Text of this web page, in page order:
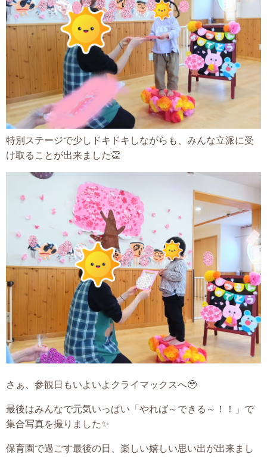
特別ステージで少しドキドキしながらも、みんな立派に受
け取ることが出来ました👏
さぁ、参観日もいよいよクライマックスへ🥹
最後はみんなで元気いっぱい「やれば～できる～！！」で
集合写真を撮りました✨
保育園で過ごす最後の日、楽しい嬉しい思い出が出来まし